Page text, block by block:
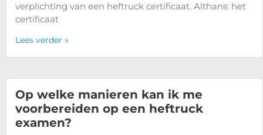
verplichting van een heftruck certificaat. Althans: het
certificaat
Lees verder »
Op welke manieren kan ik me
voorbereiden op een heftruck
examen?